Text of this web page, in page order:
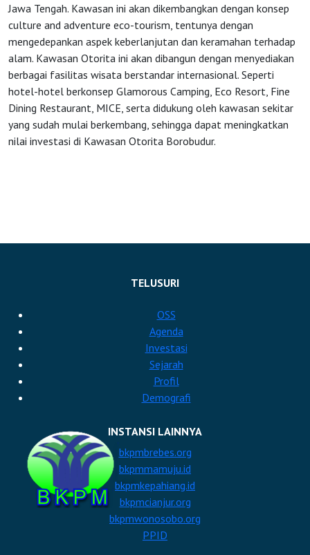
Jawa Tengah. Kawasan ini akan dikembangkan dengan konsep
culture and adventure eco-tourism, tentunya dengan
mengedepankan aspek keberlanjutan dan keramahan terhadap
alam. Kawasan Otorita ini akan dibangun dengan menyediakan
berbagai fasilitas wisata berstandar internasional. Seperti
hotel-hotel berkonsep Glamorous Camping, Eco Resort, Fine
Dining Restaurant, MICE, serta didukung oleh kawasan sekitar
yang sudah mulai berkembang, sehingga dapat meningkatkan
nilai investasi di Kawasan Otorita Borobudur.
TELUSURI
OSS
Agenda
Investasi
Sejarah
Profil
Demografi
INSTANSI LAINNYA
bkpmbrebes.org
bkpmmamuju.id
bkpmkepahiang.id
bkpmcianjur.org
bkpmwonosobo.org
PPID